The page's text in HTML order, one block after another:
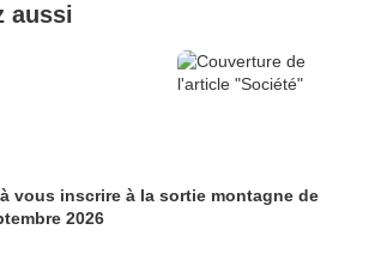
aussi
vous inscrire à la sortie montagne de
2026